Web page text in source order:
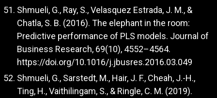
Shmueli, G., Ray, S., Velasquez Estrada, J. M., &
Chatla, S. B. (2016). The elephant in the room:
Predictive performance of PLS models. Journal of
Business Research, 69(10), 4552–4564.
https://doi.org/10.1016/j.jbusres.2016.03.049
Shmueli, G., Sarstedt, M., Hair, J. F., Cheah, J.-H.,
Ting, H., Vaithilingam, S., & Ringle, C. M. (2019).